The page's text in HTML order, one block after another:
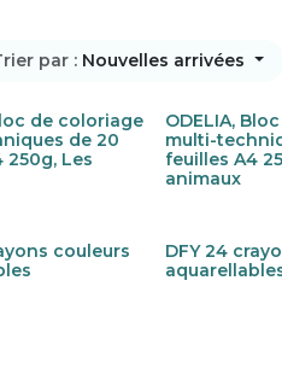
par : Nouvelles arrivées
de coloriage
de 20
250g, Les
ODELIA,
multi-
feuilles A4
animaux
couleurs
DFY 24